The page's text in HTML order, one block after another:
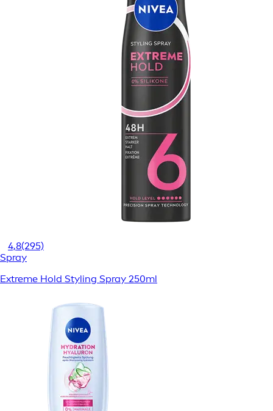
4,8(295)
Spray
Extreme Hold Styling Spray 250ml